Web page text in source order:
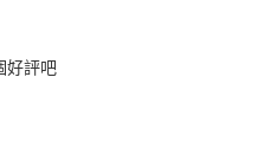
好評吧